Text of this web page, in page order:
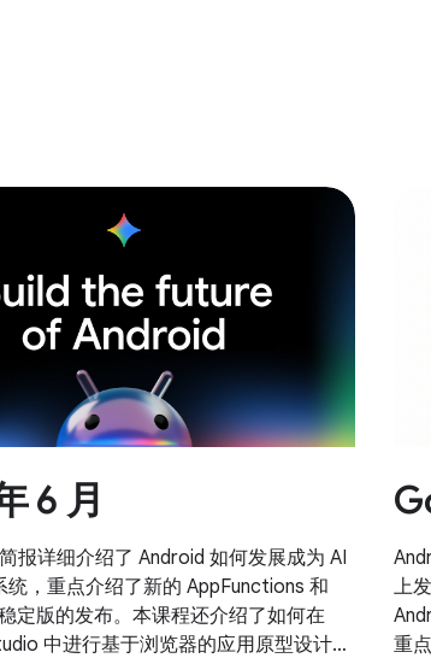
6 月
报详细介绍了 Android 如何发展成为 AI
统，重点介绍了新的 AppFunctions 和
定版的发布。本课程还介绍了如何在
中进行基于浏览器的应用原型设计，
上
重